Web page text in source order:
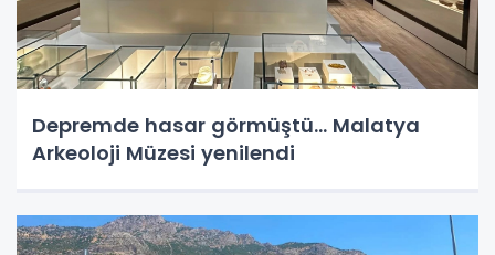
Depremde hasar görmüştü... Malatya
Arkeoloji Müzesi yenilendi